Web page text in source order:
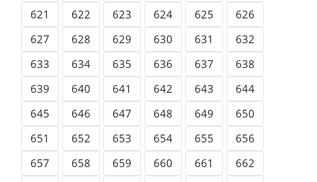
621
622 623 624 625
626
627
628 629 630 631
632
633
634 635 636 637
638
639
640 641 642 643
644
645
646 647 648 649
650
651
652 653 654 655
656
657
658 659 660 661
662